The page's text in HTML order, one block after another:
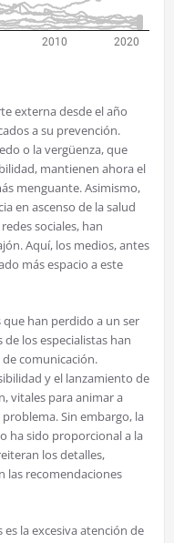
externa desde el año
a su prevención.
o la vergüenza, que
mantienen ahora el
menguante. Asimismo,
en ascenso de la salud
sociales, han
Aquí, los medios, antes
más espacio a este
han perdido a un ser
los especialistas han
comunicación.
y el lanzamiento de
vitales para animar a
Sin embargo, la
ha sido proporcional a la
los detalles,
las recomendaciones
la excesiva atención de